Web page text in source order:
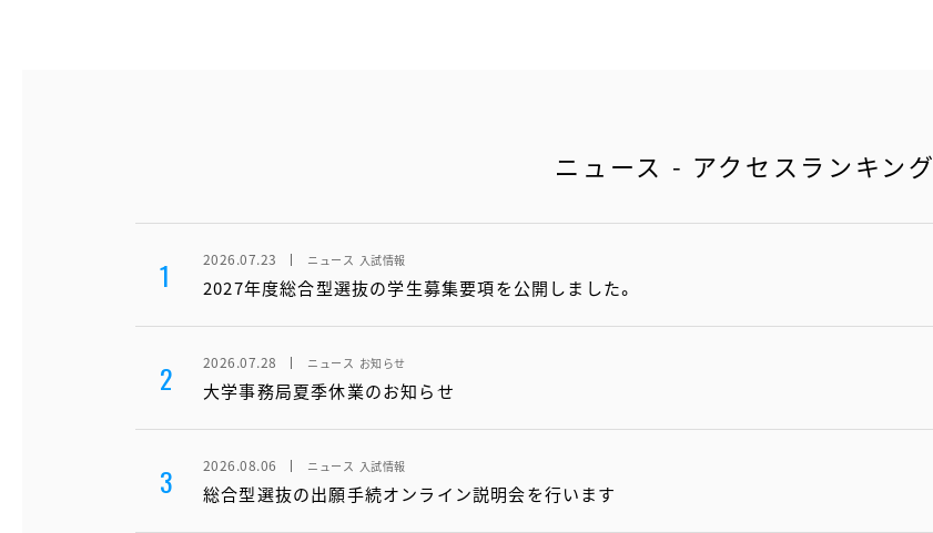
ニュース - アクセスランキング
1 2026.07.23 ニュース 入試情報
2027年度総合型選抜の学生募集要項を公開しました。
2 2026.07.28 ニュース お知らせ
大学事務局夏季休業のお知らせ
3 2026.08.06 ニュース 入試情報
総合型選抜の出願手続オンライン説明会を行います